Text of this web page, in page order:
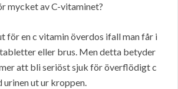
mycket av C-vitaminet?
för en c vitamin överdos ifall man får i
eller brus. Men detta betyder
att bli seriöst sjuk för överflödigt c
ut ur kroppen.